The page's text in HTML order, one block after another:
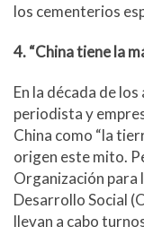
los cementerios
4. “China tiene la
En la década de
periodista y
China como “la
origen este mito.
Organización para
Desarrollo Social
llevan a cabo